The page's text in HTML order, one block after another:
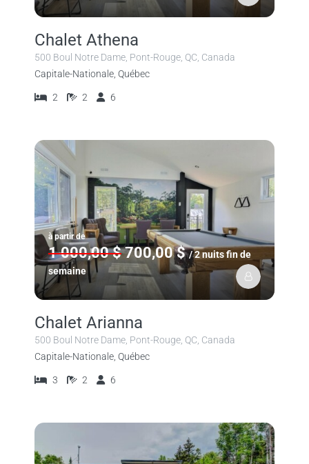
Chalet Athena
500 Boul Notre Dame, Pont-Rouge, QC, Canada
Capitale-Nationale, Québec
2 2 6
à partir de
1 000,00 $ 700,00 $ / 2 nuits fin de
semaine
Chalet Arianna
500 Boul Notre Dame, Pont-Rouge, QC, Canada
Capitale-Nationale, Québec
3 2 6